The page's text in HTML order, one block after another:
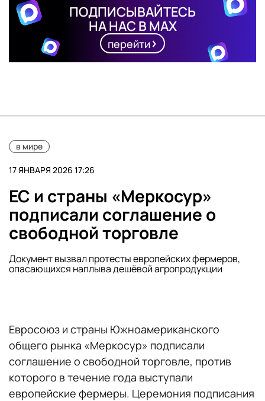
ПОДПИСЫВАЙТЕСЬ
НА НАС В MAX
перейти
в мире
17 ЯНВАРЯ 2026 17:26
ЕС и страны «Меркосур»
подписали соглашение о
свободной торговле
Документ вызвал протесты европейских фермеров,
опасающихся наплыва дешёвой агропродукции
Евросоюз и страны Южноамериканского
общего рынка «Меркосур» подписали
соглашение о свободной торговле, против
которого в течение года выступали
европейские фермеры. Церемония подписания